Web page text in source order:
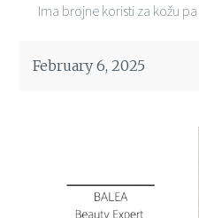
Ima brojne koristi za kožu
February 6, 2025